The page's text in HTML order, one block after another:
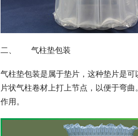
二、      气柱垫包装
气柱垫包装是属于垫片，这种垫片是
片状气柱卷材上打上节点，以便于弯
作用。